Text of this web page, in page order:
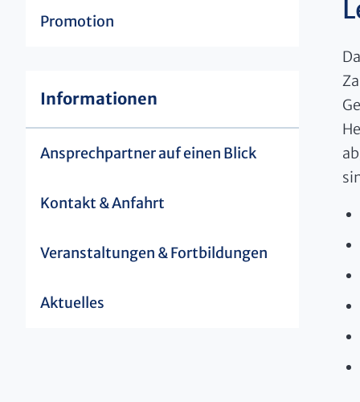
Promotion
Informationen
Ansprechpartner auf einen Blick
Kontakt & Anfahrt
Veranstaltungen & Fortbildungen
Aktuelles